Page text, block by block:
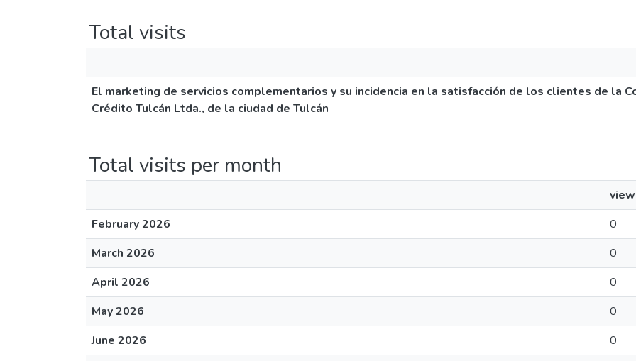
Total visits
El marketing de servicios complementarios y su incidencia en la satisfacción de los clientes de la
Crédito Tulcán Ltda., de la ciudad de Tulcán
Total visits per month
February 2026
0
March 2026
0
April 2026
0
May 2026
0
June 2026
0